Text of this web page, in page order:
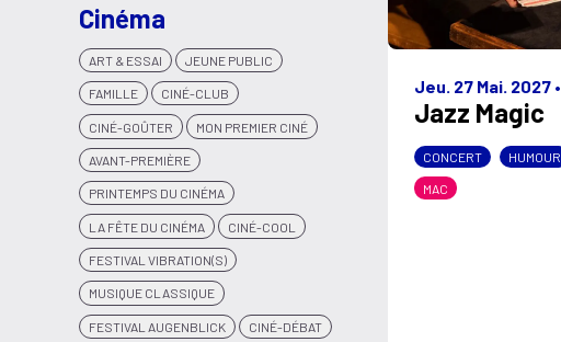
Cinéma
ART & ESSAI JEUNE PUBLIC
FAMILLE CINÉ-CLUB
CINÉ-GOÛTER MON PREMIER CINÉ
AVANT-PREMIÈRE
PRINTEMPS DU CINÉMA
LA FÊTE DU CINÉMA CINÉ-COOL
FESTIVAL VIBRATION(S)
MUSIQUE CLASSIQUE
FESTIVAL AUGENBLICK CINÉ-DÉBAT
Jeu. 27 Mai. 2027 •
Jazz Magic
CONCERT HUMOUR
MAC